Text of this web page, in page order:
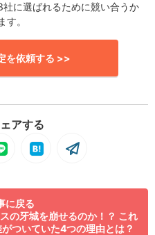
に選ばれるために競い合うか
。
を依頼する >>
アする
に戻る
の牙城を崩せるのか！？ これ
ついていた4つの理由とは？